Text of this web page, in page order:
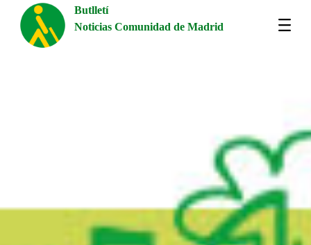
Butlletí
Noticias Comunidad de Madrid